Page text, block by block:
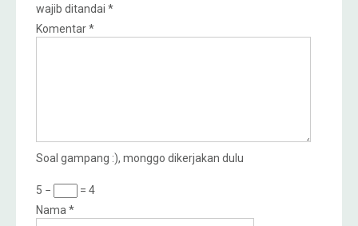
wajib ditandai *
Komentar*
Soal gampang :), monggo dikerjakan dulu
5 −
= 4
Nama *